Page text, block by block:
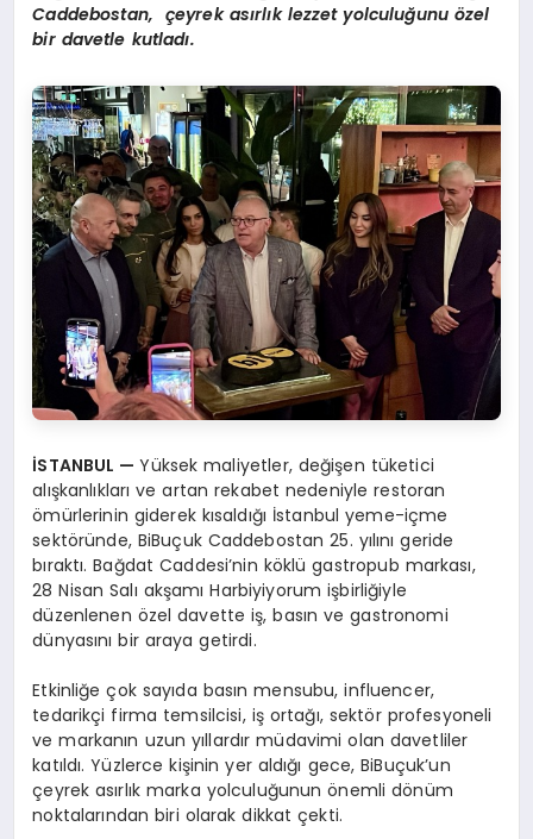
Caddebostan, çeyrek asırlık lezzet yolculuğunu özel
bir davetle kutladı.
İSTANBUL —Yüksek maliyetler, değişen tüketici
alışkanlıkları ve artan rekabet nedeniyle restoran
ömürlerinin giderek kısaldığı İstanbul yeme-içme
sektöründe, BiBuçuk Caddebostan 25. yılını geride
bıraktı. Bağdat Caddesi’nin köklü gastropub markası,
28 Nisan Salı akşamı Harbiyiyorum işbirliğiyle
düzenlenen özel davette iş, basın ve gastronomi
dünyasını bir araya getirdi.
Etkinliğe çok sayıda basın mensubu, influencer,
tedarikçi firma temsilcisi, iş ortağı, sektör profesyoneli
ve markanın uzun yıllardır müdavimi olan davetliler
katıldı. Yüzlerce kişinin yer aldığı gece, BiBuçuk’un
çeyrek asırlık marka yolculuğunun önemli dönüm
noktalarından biri olarak dikkat çekti.